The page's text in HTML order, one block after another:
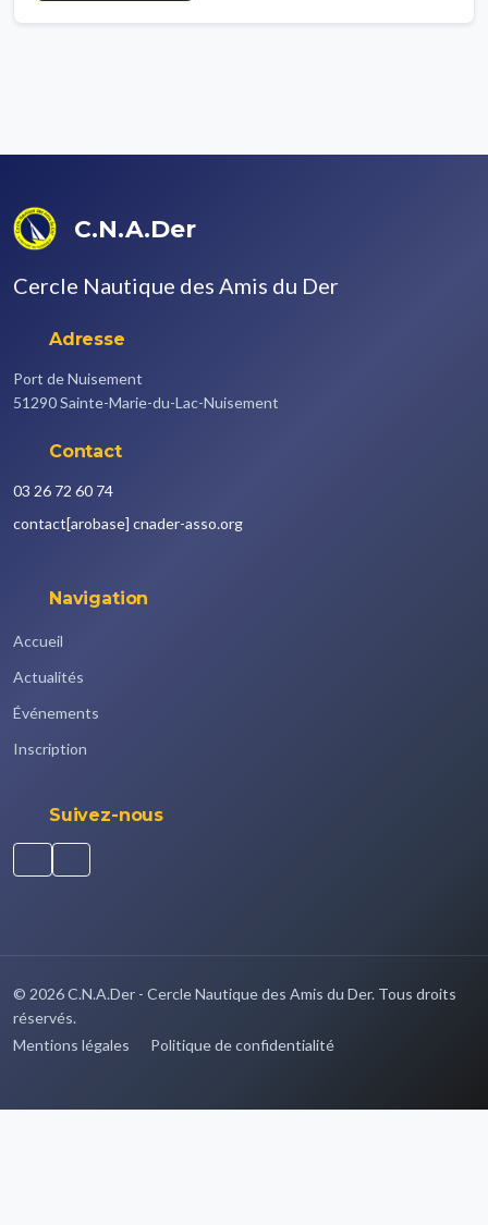
C.N.A.Der
Cercle Nautique des Amis du Der
Adresse
Port de Nuisement
51290 Sainte-Marie-du-Lac-Nuisement
Contact
03 26 72 60 74
contact[arobase] cnader-asso.org
Navigation
Accueil
Actualités
Événements
Inscription
Suivez-nous
© 2026 C.N.A.Der - Cercle Nautique des Amis du Der. Tous droits
réservés.
Mentions légales
Politique de confidentialité